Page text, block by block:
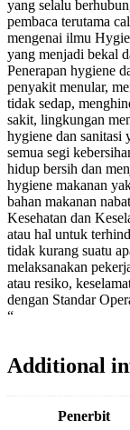
yang selalu
pembaca terutama
mengenai ilmu
yang menjadi bekal
Penerapan hygiene
penyakit menular,
tidak sedap,
sakit, lingkungan
hygiene dan sanitasi
semua segi
hidup bersih dan
hygiene makanan
bahan makanan
Kesehatan dan
atau hal untuk
tidak kurang suatu
melaksanakan
atau resiko,
dengan Standar
“
Additional
Penerbit